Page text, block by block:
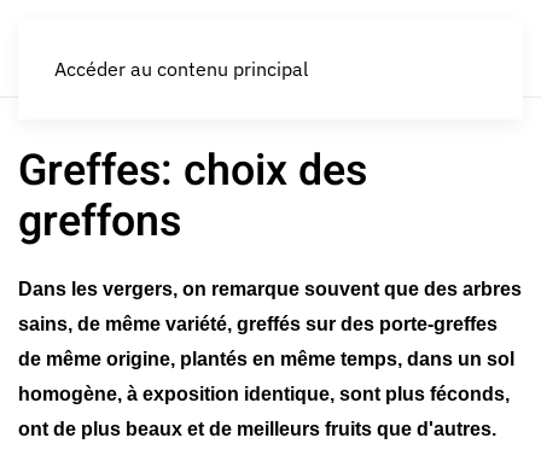
Accéder au contenu principal
Greffes: choix des
greffons
Dans les vergers, on remarque souvent que des arbres
sains, de même variété, greffés sur des porte-greffes
de même origine, plantés en même temps, dans un sol
homogène, à exposition identique, sont plus féconds,
ont de plus beaux et de meilleurs fruits que d'autres.